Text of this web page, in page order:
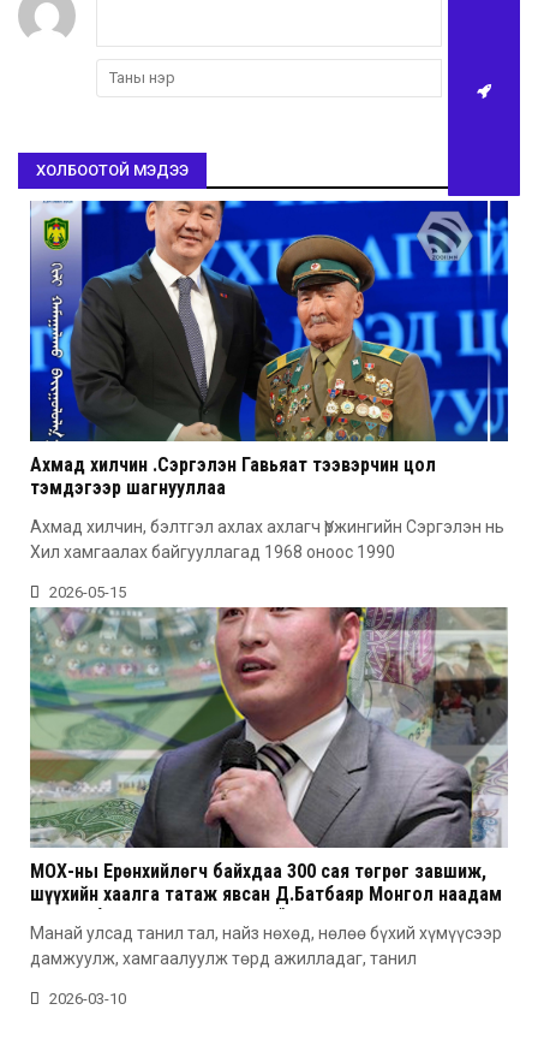
ХОЛБООТОЙ МЭДЭЭ
Ахмад хилчин Ү.Сэргэлэн Гавьяат тээвэрчин цол
тэмдэгээр шагнууллаа
Ахмад хилчин, бэлтгэл ахлах ахлагч Үржингийн Сэргэлэн нь
Хил хамгаалах байгууллагад 1968 оноос 1990
2026-05-15
МОХ-ны Ерөнхийлөгч байхдаа 300 сая төгрөг завшиж,
шүүхийн хаалга татаж явсан Д.Батбаяр Монгол наадам
цогцолборт шургалж, дахин “мөнгө идсэн” үү?
Манай улсад танил тал, найз нөхөд, нөлөө бүхий хүмүүсээр
дамжуулж, хамгаалуулж төрд ажилладаг, танил
2026-03-10